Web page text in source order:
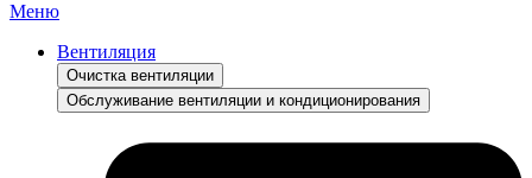
Меню
Вентиляция
Очистка вентиляции
Обслуживание вентиляции и кондиционирования